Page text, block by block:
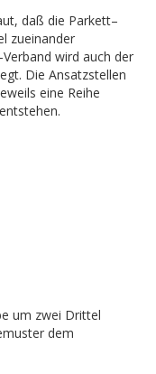
daß die Parkett–
zueinander
wird auch der
Die Ansatzstellen
eine Reihe
um zwei Drittel
dem